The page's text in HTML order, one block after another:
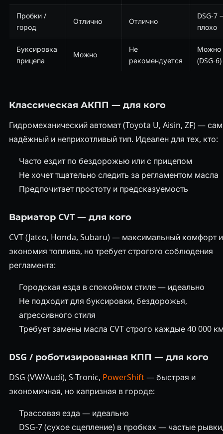
Пробки /
город
Отлично Отлично
DSG-7
плохо
Буксировка
прицепа
Можно
Не
рекомендуется
Можно
(DSG-6)
Классическая АКПП — для кого
Гидромеханический автомат (Toyota U, Aisin, ZF) —
надёжный и неприхотливый тип. Идеален для тех, кто:
Часто ездит по бездорожью или с прицепом
Не хочет тщательно следить за регламентом масла
Предпочитает простоту и предсказуемость
Вариатор CVT — для кого
CVT (Jatco, Honda, Subaru) — максимальный комфорт и
экономия топлива, но требует строгого соблюдения
регламента:
Городская езда в спокойном стиле — идеально
Не подходит для буксировки, бездорожья,
агрессивного стиля
Требует замены масла CVT строго каждые 40 000
DSG / роботизированная КПП — для кого
DSG (VW/Audi), S-Tronic, PowerShift— быстрая и
экономичная, но капризная в городе:
Трассовая езда — идеально
DSG-7 (сухое сцепление) в пробках — частые